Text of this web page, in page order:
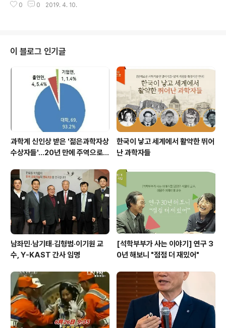
ST 교수, 정천기 서울대 교수, 변영로 서울대 교수, 이경림
차 산업혁명 시대와 지속가능 과학기술’을 주제로 제119회
MO 잔디 개발 및 환경위해성 평가’ 등의 특별강연이 진행
됐다. 최희철 GIST 교수(공학부 정회원)가 사회자로 참여
했고 전유진 제주대 교수(농수산학부 정회원) 등이 참여했
다. 주제발표 연사로 참여한 문승현 GIST 前총장(공학부
정회원)은 서울대 화학공학과를 졸업하고 미국 일리노이공
과대에서 박사 학위를 받았다. 19..
0 0 2019. 4. 10.
이 블로그 인기글
과학계 신인상 받은 '젊은과학자상
수상자들'…20년 만에 주역으로
한국이 낳고 세계에서 활약한 뛰어
난 과학자들
남좌민·남기태·김형범·이기원 교
수, Y-KAST 간사 임명
[석학부부가 사는 이야기] 연구 3
0년 해보니 "점점 더 재밌어"